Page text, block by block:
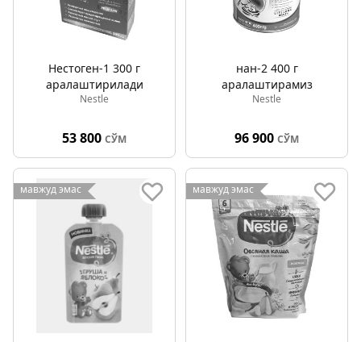
Нестоген-1 300 г
аралаштирилади
Nestle
53 800 СЎМ
нан-2 400 г
аралаштирамиз
Nestle
96 900 СЎМ
мавжуд эмас мавжуд эмас